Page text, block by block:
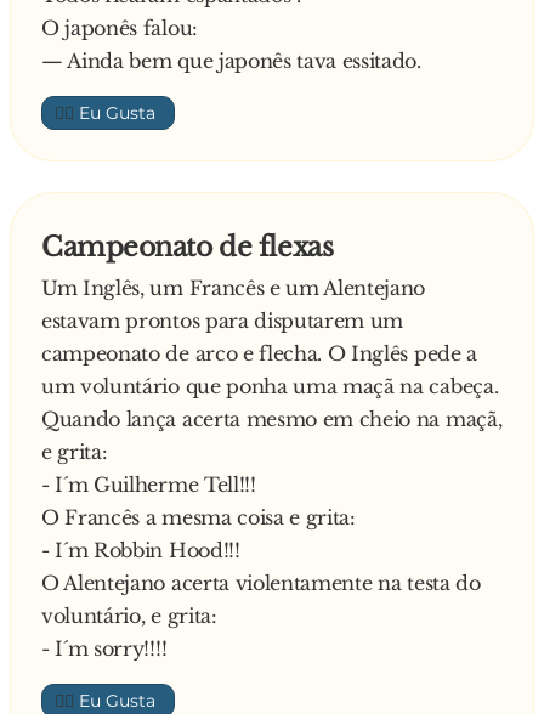
O japonês falou:
— Ainda bem que japonês tava essitado.
👍🏼
Campeonato de flexas
Um Inglês, um Francês e um Alentejano
estavam prontos para disputarem um
campeonato de arco e flecha. O Inglês pede a
um voluntário que ponha uma maçã na cabeça.
Quando lança acerta mesmo em cheio na maçã,
e grita:
- I´m Guilherme Tell!!!
O Francês a mesma coisa e grita:
- I´m Robbin Hood!!!
O Alentejano acerta violentamente na testa do
voluntário, e grita:
- I´m sorry!!!!
👍🏼